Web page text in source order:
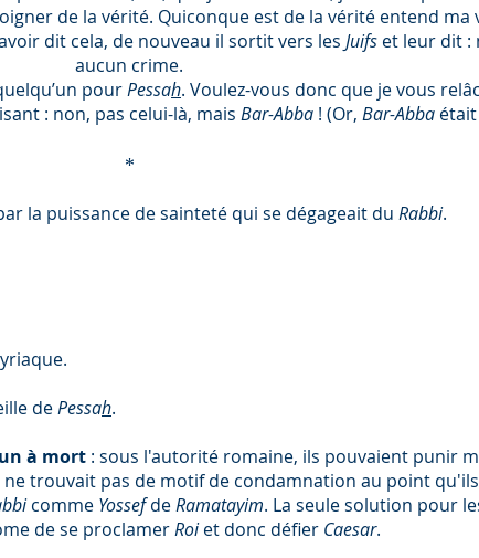
de la vérité. Quiconque est de la vérité entend ma
dit cela, de nouveau il sortit vers les Juifs et leur dit :
aucun crime.
pourPessah. Voulez-vous donc que je vous
: non, pas celui-là, mais Bar-Abba! (Or, Bar-Abbaétait
*
la puissance de sainteté qui se dégageait du Rabbi.
dePessah.
à mort : sous l'autorité romaine, ils pouvaient punir
ne trouvait pas de motif de condamnation au point
comme YossefdeRamatayim. La seule solution pour
de se proclamerRoiet donc défier Caesar.